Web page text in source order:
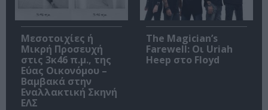
Μεσοτοιχίες ή
Μικρή Προσευχή
στις 3κ46 π.μ., της
Εύας Οικονόμου –
Βαμβακά στην
Εναλλακτική Σκηνή
ΕΛΣ
The Magician’s
Farewell: Οι Uriah
Heep στο Floyd